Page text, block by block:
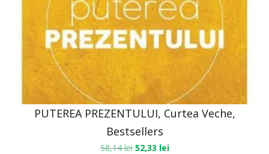
PUTEREA PREZENTULUI, Curtea Veche,
Bestsellers
58,14lei 52,33 lei